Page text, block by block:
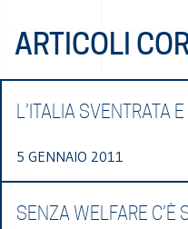
ARTICOLI
L’ITALIA SVENTRATA
5 GENNAIO 2011
SENZA WELFARE C’È